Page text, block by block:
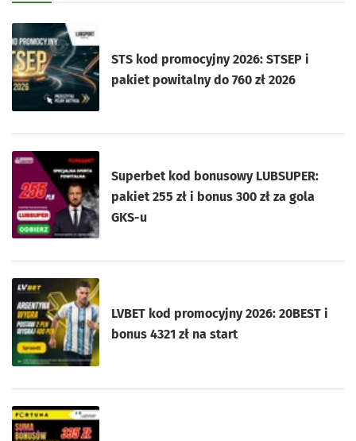
STS kod promocyjny 2026: STSEP i
pakiet powitalny do 760 zł 2026
Superbet kod bonusowy LUBSUPER:
pakiet 255 zł i bonus 300 zł za gola
GKS-u
LVBET kod promocyjny 2026: 20BEST i
bonus 4321 zł na start